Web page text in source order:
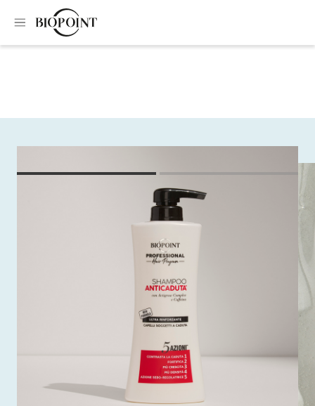
Strengthening anti-hair loss shampoo
Strengthening anti-
hair loss shampoo
Anti-Hair Loss Shampoo* with 5 Actions helps to solve hair
loss problems, for professional results directly at home.
*Used with the Anti-Hair Loss Vial Treatment for hair prone
to falling out, it helps to prevent hair loss.